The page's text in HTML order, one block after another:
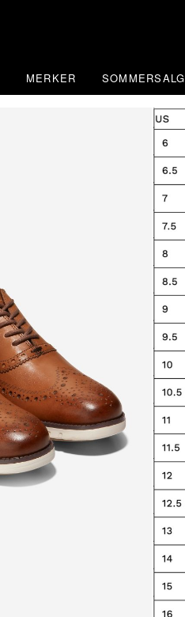
MERKER SOMMERSALG